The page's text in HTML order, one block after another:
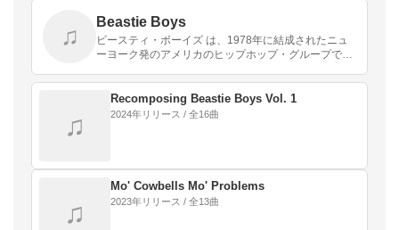
♫
Beastie Boys
ビースティ・ボーイズ は、1978年に結成されたニュ
ーヨーク発のアメリカのヒップホップ・グループであ
ル、ドラムス）、アダム・"MCA"・ヤウク（ボーカ…
♫
Recomposing Beastie Boys Vol. 1
2024年リリース / 全16曲
♫
Mo' Cowbells Mo' Problems
2023年リリース / 全13曲